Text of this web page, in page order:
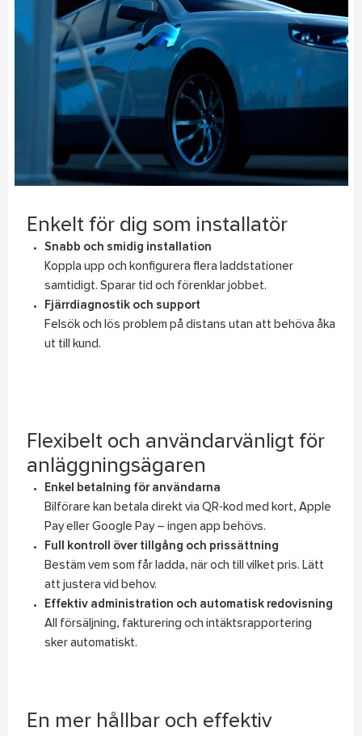
Enkelt för dig som installatör
Snabb och smidig installation
Koppla upp och konfigurera flera laddstationer
samtidigt. Sparar tid och förenklar jobbet.
Fjärrdiagnostik och support
Felsök och lös problem på distans utan att behöva åka
ut till kund.
Flexibelt och användarvänligt för
anläggningsägaren
Enkel betalning för användarna
Bilförare kan betala direkt via QR-kod med kort, Apple
Pay eller Google Pay – ingen app behövs.
Full kontroll över tillgång och prissättning
Bestäm vem som får ladda, när och till vilket pris. Lätt
att justera vid behov.
Effektiv administration och automatisk redovisning
All försäljning, fakturering och intäktsrapportering
sker automatiskt.
En mer hållbar och effektiv